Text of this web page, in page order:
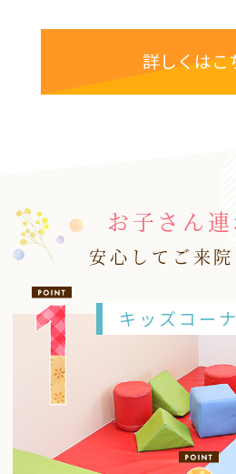
詳しくはこ
お子さん
安心してご来
キッズコー